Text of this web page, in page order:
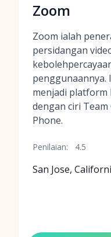
Zoom
Zoom ialah
persidangan
penggunaannya.
menjadi platform
dengan ciri
Phone.
Penilaian: 4.5
San Jose,